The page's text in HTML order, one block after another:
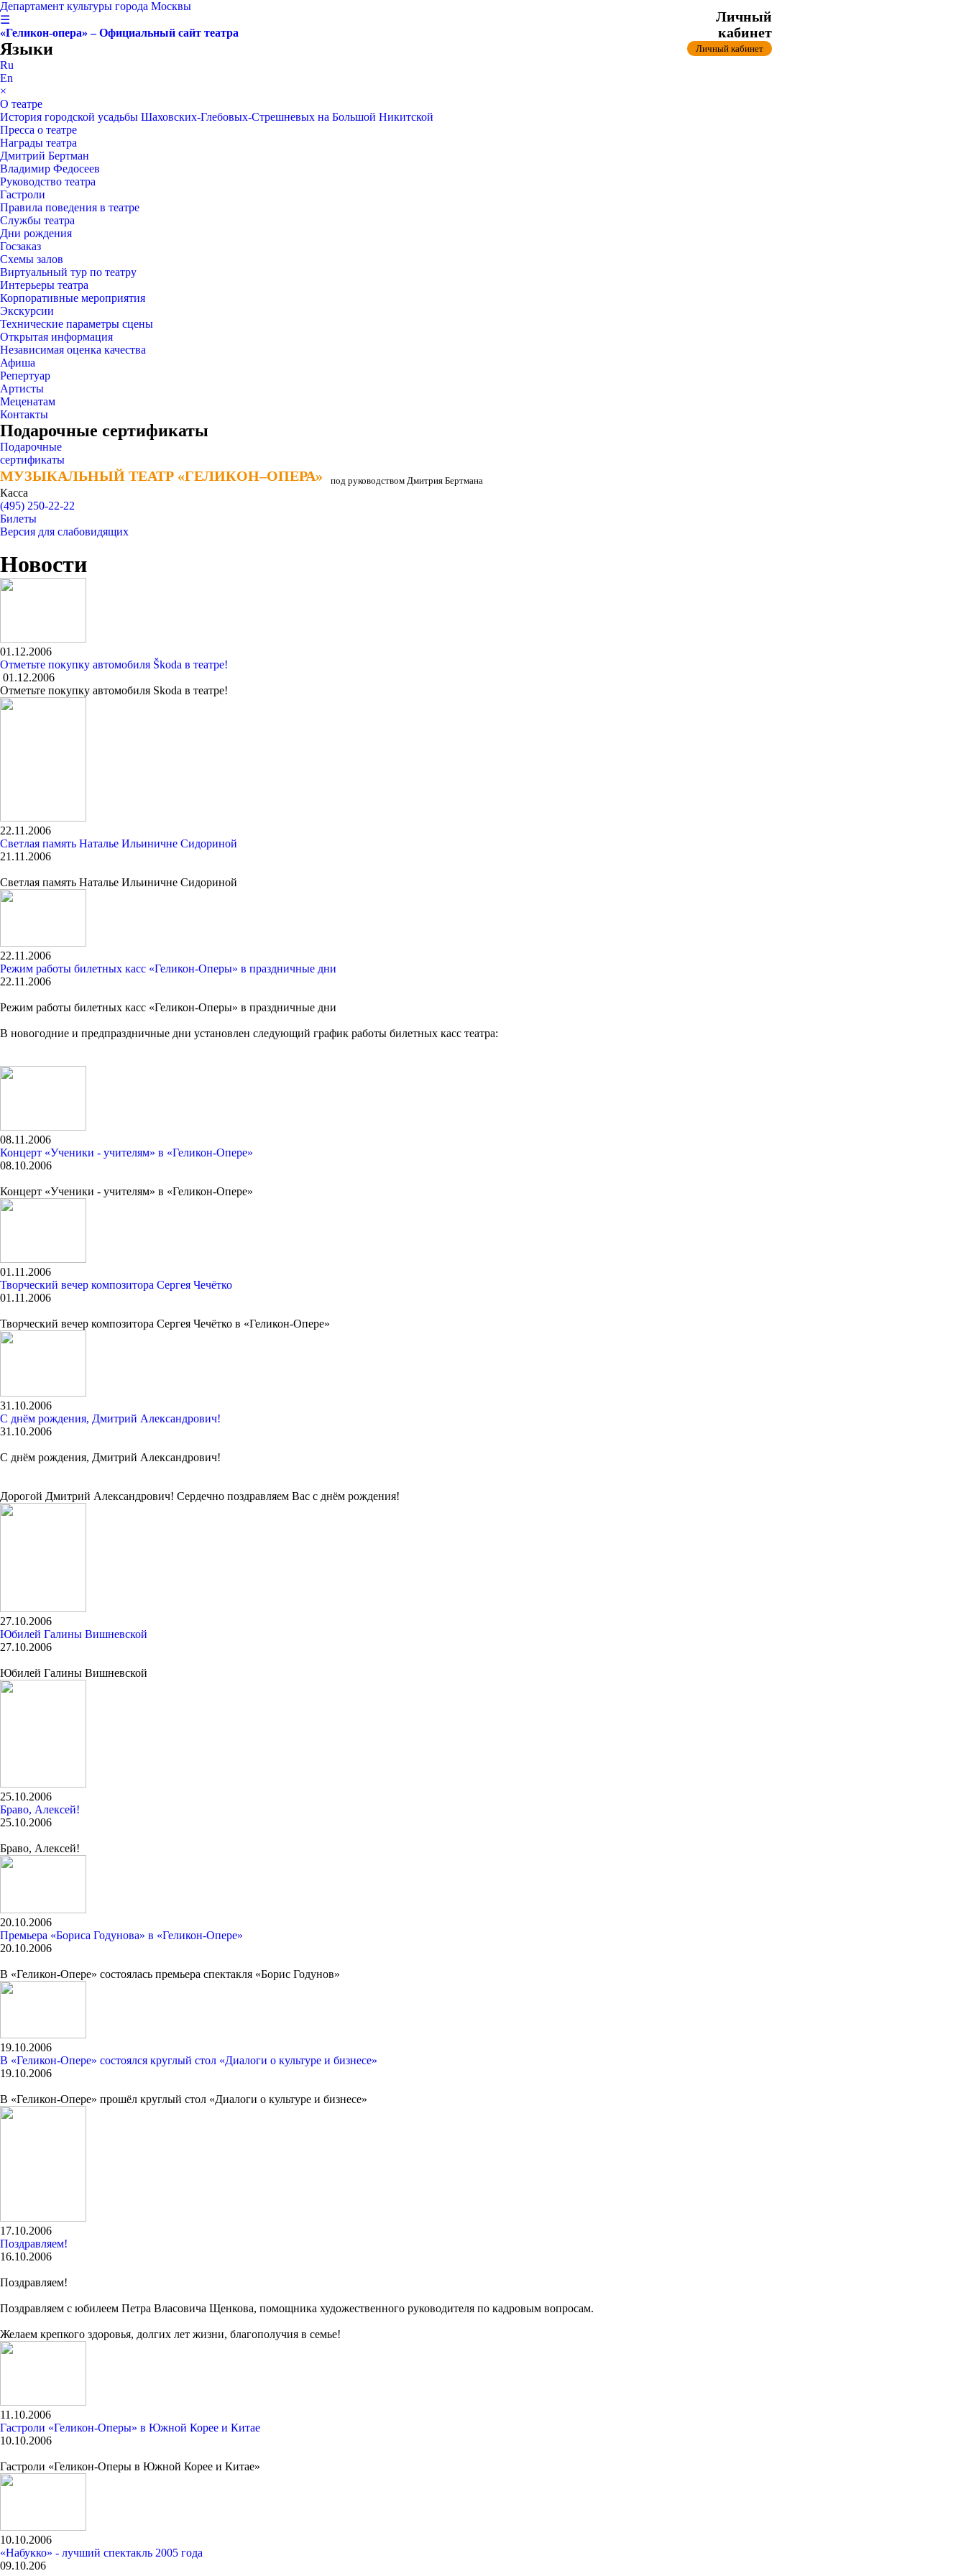
Департамент культуры города Москвы
☰
«Геликон-опера» – Официальный сайт театра
Языки
Ru
En
×
О театре
История городской усадьбы Шаховских-Глебовых-Стрешневых на Большой Никитской
Пресса о театре
Награды театра
Дмитрий Бертман
Владимир Федосеев
Руководство театра
Гастроли
Правила поведения в театре
Службы театра
Дни рождения
Госзаказ
Схемы залов
Виртуальный тур по театру
Интерьеры театра
Корпоративные мероприятия
Экскурсии
Технические параметры сцены
Открытая информация
Независимая оценка качества
Афиша
Репертуар
Артисты
Меценатам
Контакты
Подарочные сертификаты
Подарочные
сертификаты
МУЗЫКАЛЬНЫЙ ТЕАТР «ГЕЛИКОН–ОПЕРА»
МУЗЫКАЛЬНЫЙ ТЕАТР «ГЕЛИКОН–ОПЕРА» под руководством Дмитрия Бертмана
Касса
(495) 250-22-22
Личный
кабинет
Личный кабинет
Билеты
Версия для слабовидящих
Новости
01.12.2006
Отметьте покупку автомобиля Škoda в театре!
01.12.2006
Отметьте покупку автомобиля Skoda в театре!
22.11.2006
Светлая память Наталье Ильиничне Сидориной
21.11.2006
Светлая память Наталье Ильиничне Сидориной
22.11.2006
Режим работы билетных касс «Геликон-Оперы» в праздничные дни
22.11.2006
Режим работы билетных касс «Геликон-Оперы» в праздничные дни
В новогодние и предпраздничные дни установлен следующий график работы билетных касс театра:
08.11.2006
Концерт «Ученики - учителям» в «Геликон-Опере»
08.10.2006
Концерт «Ученики - учителям» в «Геликон-Опере»
01.11.2006
Творческий вечер композитора Сергея Чечётко
01.11.2006
Творческий вечер композитора Сергея Чечётко в «Геликон-Опере»
31.10.2006
C днём рождения, Дмитрий Александрович!
31.10.2006
C днём рождения, Дмитрий Александрович!
Дорогой Дмитрий Александрович! Сердечно поздравляем Вас с днём рождения!
27.10.2006
Юбилей Галины Вишневской
27.10.2006
Юбилей Галины Вишневской
25.10.2006
Браво, Алексей!
25.10.2006
Браво, Алексей!
20.10.2006
Премьера «Бориса Годунова» в «Геликон-Опере»
20.10.2006
В «Геликон-Опере» состоялась премьера спектакля «Борис Годунов»
19.10.2006
В «Геликон-Опере» состоялся круглый стол «Диалоги о культуре и бизнесе»
19.10.2006
В «Геликон-Опере» прошёл круглый стол «Диалоги о культуре и бизнесе»
17.10.2006
Поздравляем!
16.10.2006
Поздравляем!
Поздравляем с юбилеем Петра Власовича Щенкова, помощника художественного руководителя по кадровым вопросам.
Желаем крепкого здоровья, долгих лет жизни, благополучия в семье!
11.10.2006
Гастроли «Геликон-Оперы» в Южной Корее и Китае
10.10.2006
Гастроли «Геликон-Оперы в Южной Корее и Китае»
10.10.2006
«Набукко» - лучший спектакль 2005 года
09.10.206